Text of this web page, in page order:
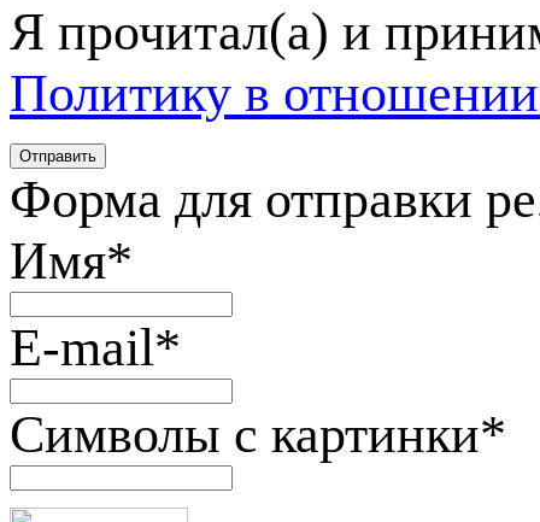
Я прочитал(а) и
Политику в
Форма для отправки
Имя*
E-mail*
Символы с картинки*